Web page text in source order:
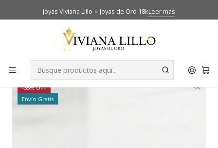
Joyas Viviana Lillo ⭐ Joyas de Oro 18kLeer más
Inicio Anillos
Anillo corazon amatista y circones Oro 18k
-35% OFF
Envío Gratis